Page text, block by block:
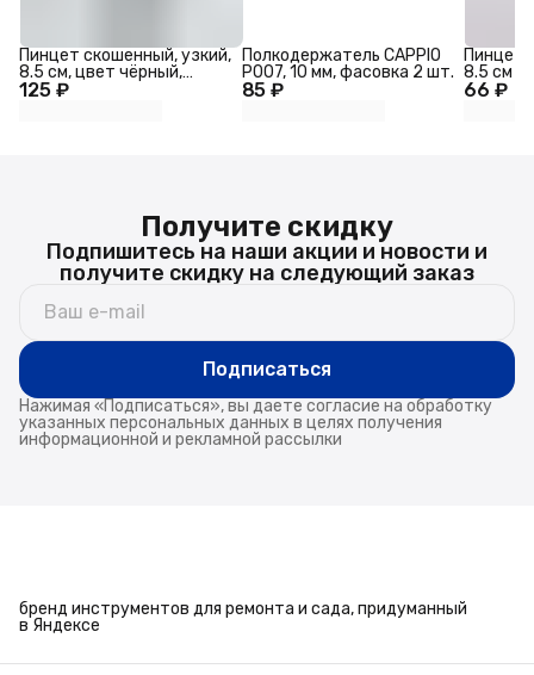
125 ₽
Пинцет скошенный, узкий,
8.5 см, цвет чёрный,
золотистый
85 ₽
Полкодержатель CAPPIO
P007, 10 мм, фасовка 2 шт.
66 ₽
Пинцет
8.5 см
Получите скидку
Подпишитесь на наши акции и новости и
получите скидку на следующий заказ
Подписаться
Нажимая «Подписаться», вы даете согласие на обработку
указанных персональных данных в целях получения
информационной и рекламной рассылки
бренд инструментов для ремонта и сада, придуманный
в Яндексе